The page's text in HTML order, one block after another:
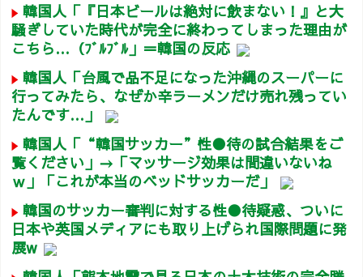
韓国人「『日本ビールは絶対に飲まない！』と大
騒ぎしていた時代が完全に終わってしまった理由が
こちら…（ﾌﾞﾙﾌﾞﾙ」＝韓国の反応
韓国人「台風で品不足になった沖縄のスーパーに
行ってみたら、なぜか辛ラーメンだけ売れ残ってい
たんです…」
韓国人「“韓国サッカー”性●待の試合結果をご
覧ください」→「マッサージ効果は間違いないね
ｗ」「これが本当のベッドサッカーだ」
韓国のサッカー審判に対する性●待疑惑、ついに
日本や英国メディアにも取り上げられ国際問題に発
展w